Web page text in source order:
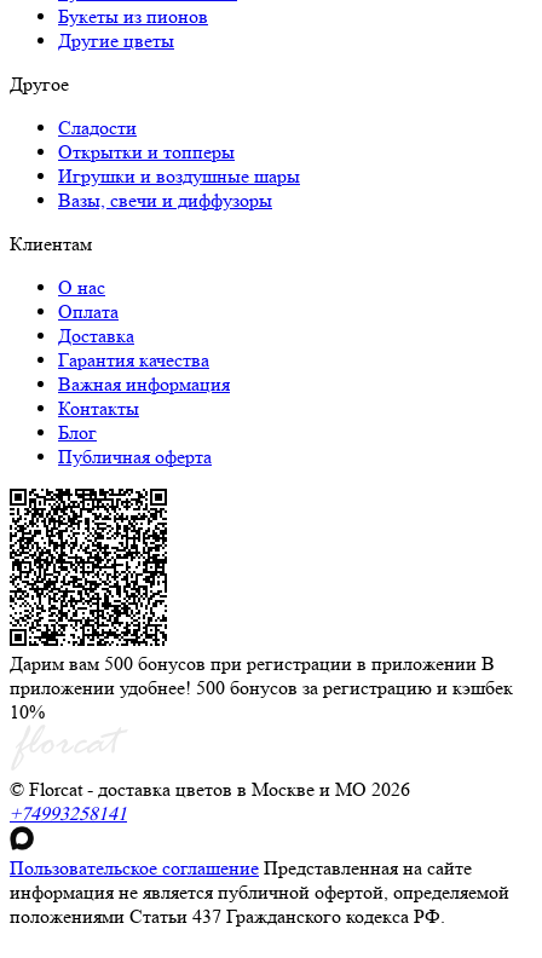
Букеты из пионов
Другие цветы
Другое
Сладости
Открытки и топперы
Игрушки и воздушные шары
Вазы, свечи и диффузоры
Клиентам
О нас
Оплата
Доставка
Гарантия качества
Важная информация
Контакты
Блог
Публичная оферта
Дарим вам 500 бонусов при регистрации в приложении В
приложении удобнее! 500 бонусов за регистрацию и кэшбек
10%
© Florcat - доставка цветов в Москве и МО 2026
+74993258141
Пользовательское соглашение Представленная на сайте
информация не является публичной офертой, определяемой
положениями Статьи 437 Гражданского кодекса РФ.